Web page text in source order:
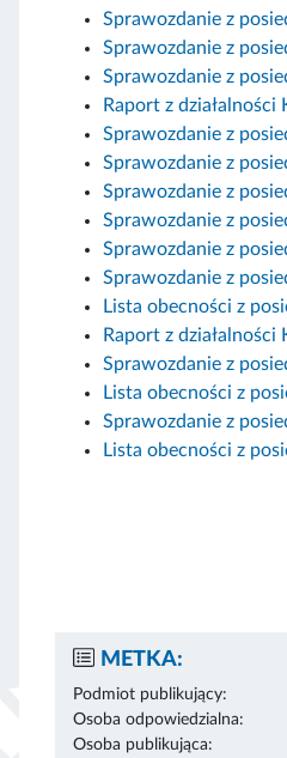
Sprawozdanie z
Sprawozdanie z
Sprawozdanie z
Raport z
Sprawozdanie z
Sprawozdanie z
Sprawozdanie z
Sprawozdanie z
Sprawozdanie z
Sprawozdanie z
Lista obecności z
Raport z
Sprawozdanie z
Lista obecności z
Sprawozdanie z
Lista obecności z
METKA:
Podmiot publikujący:
Osoba odpowiedzialna:
Osoba publikująca: